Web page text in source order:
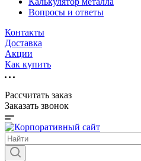
Вопросы и ответы
Контакты
Доставка
Акции
Как купить
Рассчитать заказ
Заказать звонок